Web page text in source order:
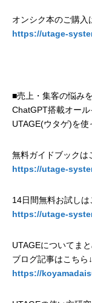
オンシク本のご購入
https://utage-
■売上・集客の悩み
ChatGPT搭載オー
UTAGE(ウタゲ)を使
無料ガイドブックは
https://utage-
14日間無料お試しは
https://utage-
UTAGEについてま
ブログ記事はこちら
https://